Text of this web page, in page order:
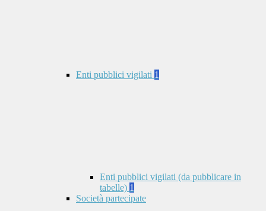
Enti pubblici vigilati 1
Enti pubblici vigilati (da pubblicare in
tabelle) 1
Società partecipate